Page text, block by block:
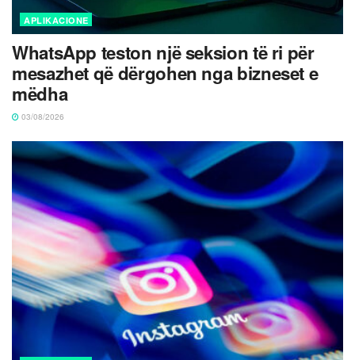
APLIKACIONE
WhatsApp teston një seksion të ri për
mesazhet që dërgohen nga bizneset e
mëdha
03/08/2026